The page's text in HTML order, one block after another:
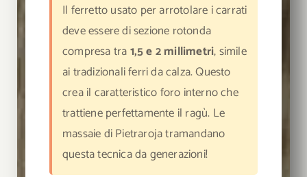
Il ferretto usato per arrotolare i carrati
deve essere di sezione rotonda
compresa tra1,5 e 2 millimetri, simile
ai tradizionali ferri da calza. Questo
crea il caratteristico foro interno che
trattiene perfettamente il ragù. Le
massaie di Pietraroja tramandano
questa tecnica da generazioni!